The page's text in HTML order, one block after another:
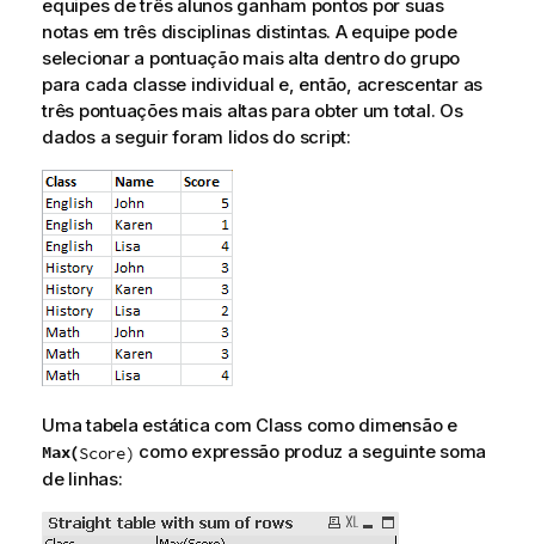
t
ê
n
c
i
a
equipes de três alunos ganham pontos por suas
notas em três disciplinas distintas. A equipe pode
selecionar a pontuação mais alta dentro do grupo
para cada classe individual e, então, acrescentar as
três pontuações mais altas para obter um total. Os
dados a seguir foram lidos do script:
Uma tabela estática com Classcomo dimensão e
Max(Score) como expressão produz a seguinte soma
de linhas: